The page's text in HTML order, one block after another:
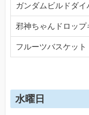
ガンダムビルドダ
邪神ちゃんドロップ
フルーツバスケッ
水曜日